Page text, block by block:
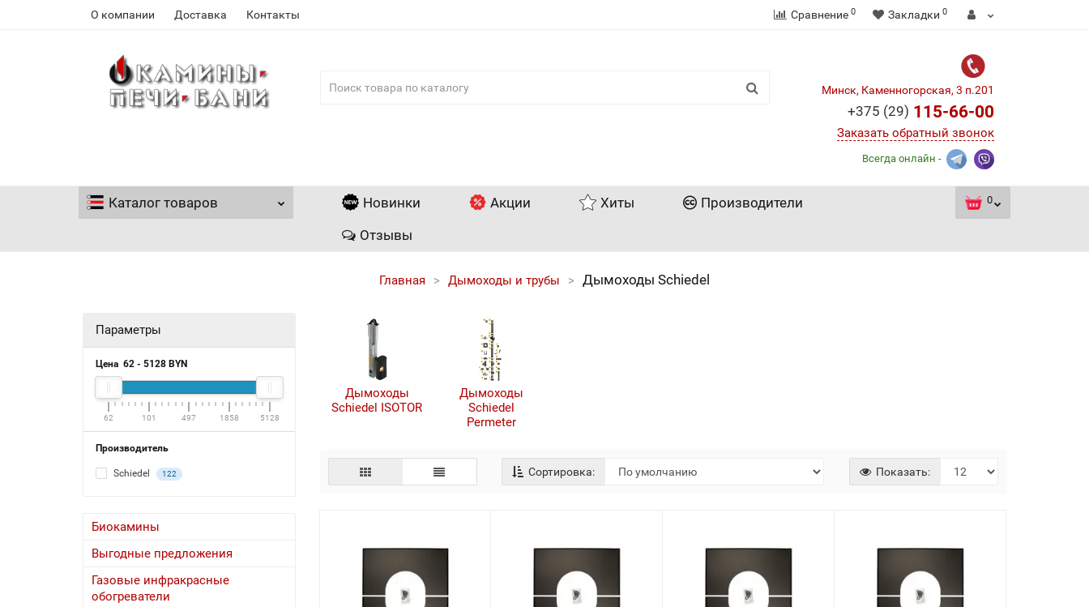
О компании Доставка Контакты Сравнение 0 Закладки 0
Минск, Каменногорская, 3 п.201
+375 (29) 115-66-00
Заказать обратный звонок
Всегда онлайн -
Каталог товаров Новинки Акции Хиты
Производители
Отзывы
0
Главная Дымоходы и трубы Дымоходы Schiedel
Параметры
Цена 62 - 5128 BYN
62 101 497 1858 5128
Производитель
Schiedel 122
Биокамины
Выгодные предложения
Газовые инфракрасные
обогреватели
Дымоходы
Schiedel ISOTOR
Дымоходы
Schiedel
Permeter
Сортировка: Показать: